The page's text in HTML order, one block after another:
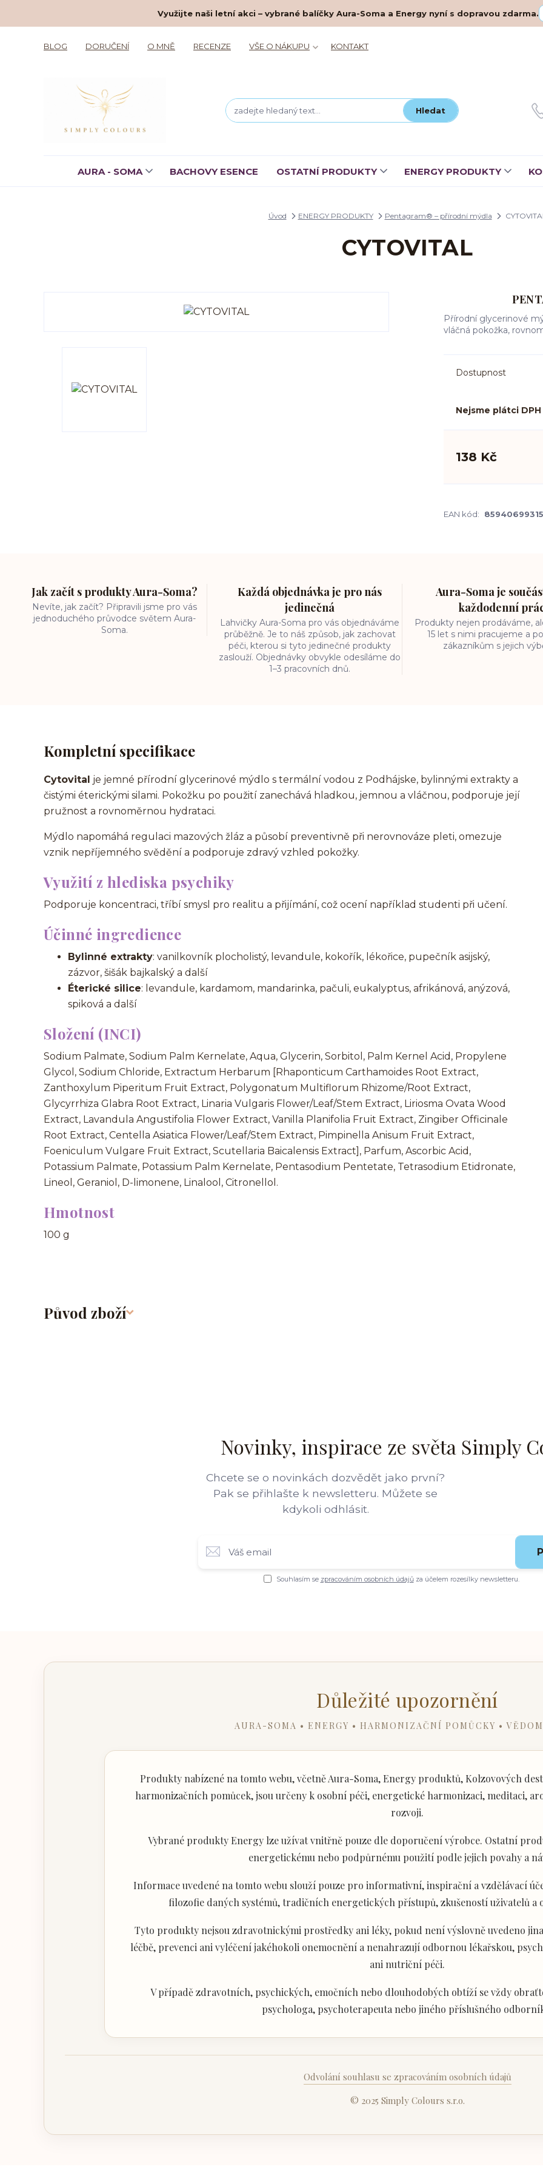
Využijte naši letní akci – vybrané balíčky Aura-Soma a Energy nyní s dopravou zdarma.
BLOG DORUČENÍ O MNĚ RECENZE VŠE O NÁKUPU KONTAKT
Hledat
AURA - SOMA BACHOVY ESENCE OSTATNÍ PRODUKTY ENERGY PRODUKTY
Úvod ENERGY PRODUKTY Pentagram® – přírodní mýdla
CYTOVITAL
Přírodní glycerinové
vláčná pokožka,
Dostupnost
Nejsme plátci DPH
138 Kč
EAN kód:
Jak začít s produkty Aura-Soma?
Nevíte, jak začít? Připravili jsme pro vás
jednoduchého průvodce světem Aura-
Soma.
Každá objednávka je pro nás
jedinečná
Lahvičky Aura-Soma pro vás objednáváme
průběžně. Je to náš způsob, jak zachovat
péči, kterou si tyto jedinečné produkty
zaslouží. Objednávky obvykle odesíláme do
1–3 pracovních dnů.
Aura-Soma je
každodenní
Produkty nejen prodáváme,
15 let s nimi pracujeme a
zákazníkům s jejich
Kompletní specifikace
Cytovital je jemné přírodní glycerinové mýdlo s termální vodou z Podhájske, bylinnými extrakty a
čistými éterickými silami. Pokožku po použití zanechává hladkou, jemnou a vláčnou, podporuje její
pružnost a rovnoměrnou hydrataci.
Mýdlo napomáhá regulaci mazových žláz a působí preventivně při nerovnováze pleti, omezuje
vznik nepříjemného svědění a podporuje zdravý vzhled pokožky.
Využití z hlediska psychiky
Podporuje koncentraci, tříbí smysl pro realitu a přijímání, což ocení například studenti při učení.
Účinné ingredience
Bylinné extrakty: vanilkovník plocholistý, levandule, kokořík, lékořice, pupečník asijský,
zázvor, šišák bajkalský a další
Éterické silice: levandule, kardamom, mandarinka, pačuli, eukalyptus, afrikánová, anýzová,
spiková a další
Složení (INCI)
Sodium Palmate, Sodium Palm Kernelate, Aqua, Glycerin, Sorbitol, Palm Kernel Acid, Propylene
Glycol, Sodium Chloride, Extractum Herbarum [Rhaponticum Carthamoides Root Extract,
Zanthoxylum Piperitum Fruit Extract, Polygonatum Multiflorum Rhizome/Root Extract,
Glycyrrhiza Glabra Root Extract, Linaria Vulgaris Flower/Leaf/Stem Extract, Liriosma Ovata Wood
Extract, Lavandula Angustifolia Flower Extract, Vanilla Planifolia Fruit Extract, Zingiber Officinale
Root Extract, Centella Asiatica Flower/Leaf/Stem Extract, Pimpinella Anisum Fruit Extract,
Foeniculum Vulgare Fruit Extract, Scutellaria Baicalensis Extract], Parfum, Ascorbic Acid,
Potassium Palmate, Potassium Palm Kernelate, Pentasodium Pentetate, Tetrasodium Etidronate,
Lineol, Geraniol, D-limonene, Linalool, Citronellol.
Hmotnost
100 g
Původ zboží
Novinky, inspirace ze světa Simply
Chcete se o novinkách dozvědět jako první?
Pak se přihlašte k newsletteru. Můžete se
kdykoli odhlásit.
Souhlasím se zpracováním osobních údajůza účelem rozesílky newsletteru.
Důležité upozornění
AURA-SOMA • ENERGY • HARMONIZAČNÍ POMŮCKY •
Produkty nabízené na tomto webu, včetně Aura-Soma, Energy produktů, Kolzovových
harmonizačních pomůcek, jsou určeny k osobní péči, energetické harmonizaci, meditaci,
rozvoji.
Vybrané produkty Energy lze užívat vnitřně pouze dle doporučení výrobce. Ostatní
energetickému nebo podpůrnému použití podle jejich povahy a
Informace uvedené na tomto webu slouží pouze pro informativní, inspirační a vzdělávací
filozofie daných systémů, tradičních energetických přístupů, zkušeností uživatelů a
Tyto produkty nejsou zdravotnickými prostředky ani léky, pokud není výslovně uvedeno
léčbě, prevenci ani vyléčení jakéhokoli onemocnění a nenahrazují odbornou lékařskou,
ani nutriční péči.
V případě zdravotních, psychických, emočních nebo dlouhodobých obtíží se vždy
psychologa, psychoterapeuta nebo jiného příslušného
Odvolání souhlasu se zpracováním osobních údajů
© 2025 Simply Colours s.r.o.